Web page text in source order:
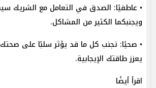
• عاطفيًا: الصدق في التعامل مع الشريك
ويجنبكما الكثير من المشاكل.
• صحيًا: تجنب كل ما قد يؤثر سلبًا على
يعزز طاقتك الإيجابية.
اقرأ أيضًا